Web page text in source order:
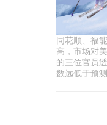
同花顺、福
高，市场对
的三位官员
数远低于预